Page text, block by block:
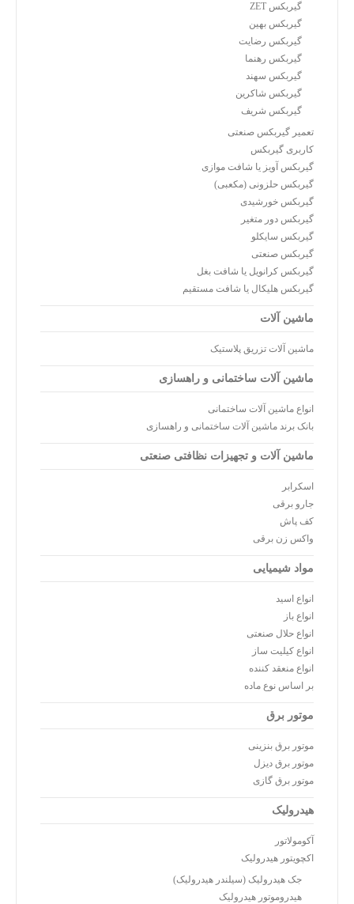
گیربکس ZET
گیربکس بهین
گیربکس رضایت
گیربکس رهنما
گیربکس سهند
گیربکس شاکرین
گیربکس شریف
تعمیر گیربکس صنعتی
کاربری گیربکس
گیربکس آویز یا شافت موازی
گیربکس حلزونی (مکعبی)
گیربکس خورشیدی
گیربکس دور متغیر
گیربکس سایکلو
گیربکس صنعتی
گیربکس کرانویل یا شافت بغل
گیربکس هلیکال یا شافت مستقیم
ماشین آلات
ماشین آلات تزریق پلاستیک
ماشین آلات ساختمانی و راهسازی
انواع ماشین آلات ساختمانی
بانک برند ماشین آلات ساختمانی و راهسازی
ماشین آلات و تجهیزات نظافتی صنعتی
اسکرابر
جارو برقی
کف پاش
واکس زن برقی
مواد شیمیایی
انواع اسید
انواع باز
انواع حلال صنعتی
انواع کیلیت ساز
انواع منعقد کننده
بر اساس نوع ماده
موتور برق
موتور برق بنزینی
موتور برق دیزل
موتور برق گازی
هیدرولیک
آکومولاتور
اکچویتور هیدرولیک
جک هیدرولیک (سیلندر هیدرولیک)
هیدروموتور هیدرولیک